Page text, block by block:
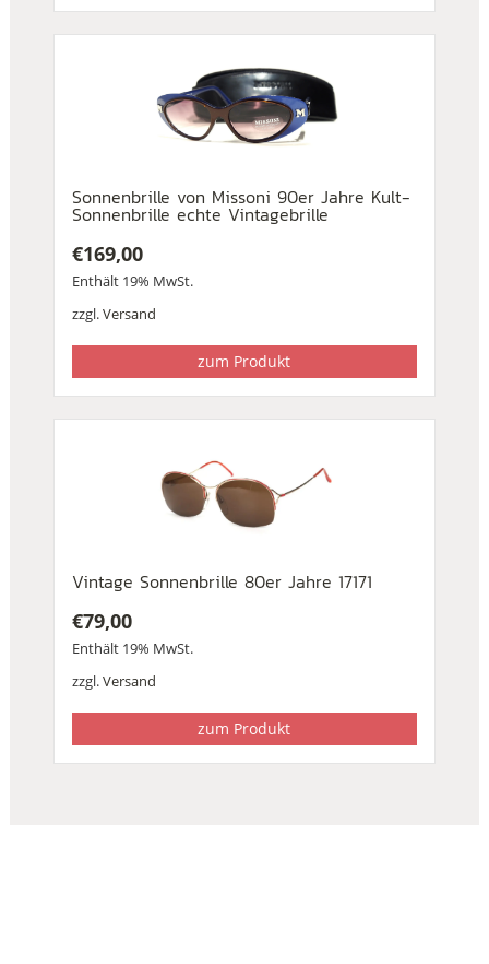
Sonnenbrille von Missoni 90er Jahre Kult-
Sonnenbrille echte Vintagebrille
€169,00
Enthält 19% MwSt.
zzgl.Versand
zum Produkt
Vintage Sonnenbrille 80er Jahre 17171
€79,00
Enthält 19% MwSt.
zzgl.Versand
zum Produkt